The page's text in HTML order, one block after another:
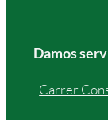
Damos
Carrer